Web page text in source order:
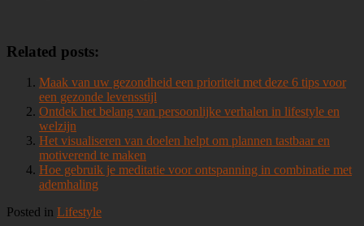
Related posts:
Maak van uw gezondheid een prioriteit met deze 6 tips voor
een gezonde levensstijl
Ontdek het belang van persoonlijke verhalen in lifestyle en
welzijn
Het visualiseren van doelen helpt om plannen tastbaar en
motiverend te maken
Hoe gebruik je meditatie voor ontspanning in combinatie met
ademhaling
Posted in Lifestyle